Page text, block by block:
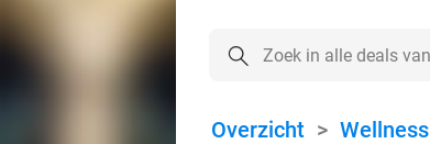
Overzicht >